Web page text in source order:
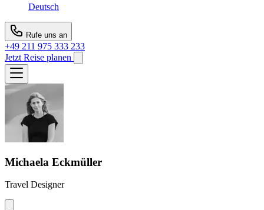
Deutsch
Rufe uns an
+49 211 975 333 233
Jetzt Reise planen
Michaela Eckmüller
Travel Designer